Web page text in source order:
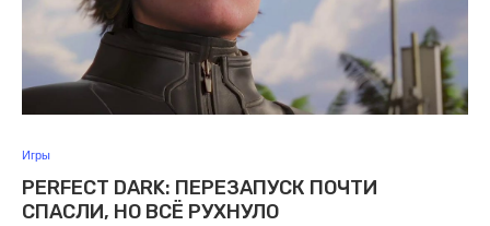
Игры
PERFECT DARK: ПЕРЕЗАПУСК ПОЧТИ
СПАСЛИ, НО ВСЁ РУХНУЛО